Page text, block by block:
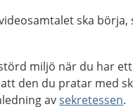
ska
miljö när du har
den du pratar med
avsekretessen.